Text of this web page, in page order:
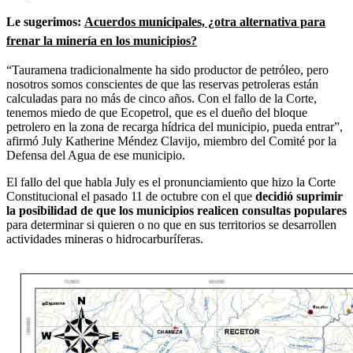
Le sugerimos: Acuerdos municipales, ¿otra alternativa para
frenar la minería en los municipios?
“Tauramena tradicionalmente ha sido productor de petróleo, pero
nosotros somos conscientes de que las reservas petroleras están
calculadas para no más de cinco años. Con el fallo de la Corte,
tenemos miedo de que Ecopetrol, que es el dueño del bloque
petrolero en la zona de recarga hídrica del municipio, pueda entrar”,
afirmó July Katherine Méndez Clavijo, miembro del Comité por la
Defensa del Agua de ese municipio.
El fallo del que habla July es el pronunciamiento que hizo la Corte
Constitucional el pasado 11 de octubre con el que decidió suprimir
la posibilidad de que los municipios realicen consultas populares
para determinar si quieren o no que en sus territorios se desarrollen
actividades mineras o hidrocarburíferas.